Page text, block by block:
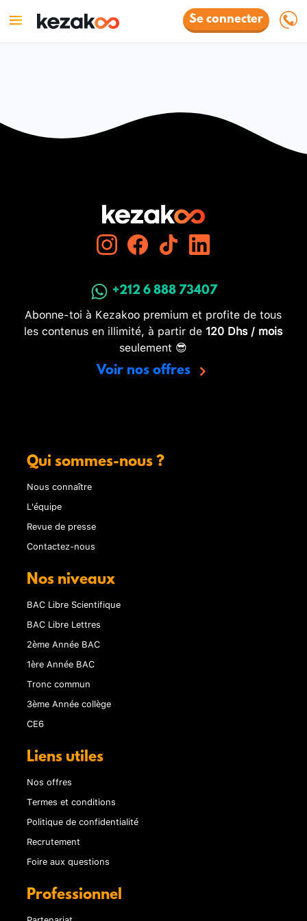
Se connecter
+212 6 888 73407
Abonne-toi à Kezakoo premium et profite de tous
les contenus en illimité, à partir de 120 Dhs / mois
seulement 😎
Voir nos offres
Qui sommes-nous ?
Nous connaître
L'équipe
Revue de presse
Contactez-nous
Nos niveaux
BAC Libre Scientifique
BAC Libre Lettres
2ème Année BAC
1ère Année BAC
Tronc commun
3ème Année collège
CE6
Liens utiles
Nos offres
Termes et conditions
Politique de confidentialité
Recrutement
Foire aux questions
Professionnel